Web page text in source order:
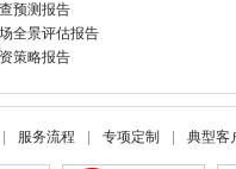
预测报告
全景评估报告
策略报告
服务流程 专项定制 典型客